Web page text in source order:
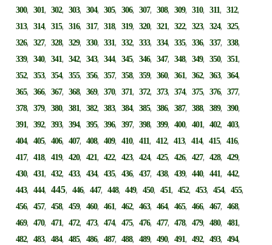
300,301,302,303,304,305,306,307,308,309,310,311,312,
313,314,315,316,317,318,319,320,321,322,323,324,325,
326,327,328,329,330,331,332,333,334,335,336,337,338,
339,340,341,342,343,344,345,346,347,348,349,350,351,
352,353,354,355,356,357,358,359,360,361,362,363,364,
365,366,367,368,369,370,371,372,373,374,375,376,377,
378,379,380,381,382,383,384,385,386,387,388,389,390,
391,392,393,394,395,396,397,398,399,400,401,402,403,
404,405,406,407,408,409,410,411,412,413,414,415,416,
417,418,419,420,421,422,423,424,425,426,427,428,429,
430,431,432,433,434,435,436,437,438,439,440,441,442,
443,444,445,446,447,448,449,450,451,452,453,454,455,
456,457,458,459,460,461,462,463,464,465,466,467,468,
469,470,471,472,473,474,475,476,477,478,479,480,481,
482,483,484,485,486,487,488,489,490,491,492,493,494,